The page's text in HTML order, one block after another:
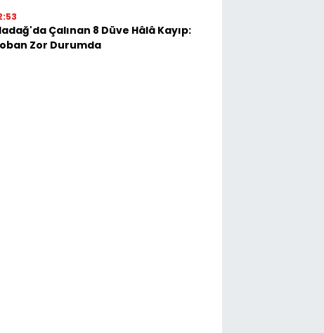
Çalınan 8 Düve Hâlâ Kayıp:
Zor Durumda